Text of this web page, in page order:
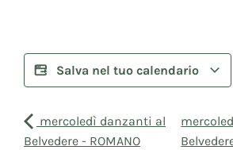
Salva nel tuo calendario
mercoledì danzanti al
Belvedere - ROMANO